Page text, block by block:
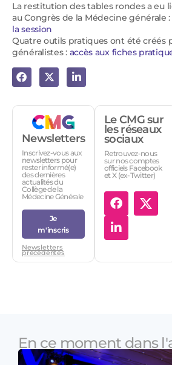
La restitution des tables rondes a eu
au Congrès de la Médecine générale :
la session
Quatre outils pratiques ont été créés
généralistes : accès aux fiches
Newsletters
Inscrivez-vous aux
newsletters pour
rester informé(e)
des dernières
actualités du
Collège de la
Médecine Générale
Je
m'inscris
Newsletters
précédentes
Le CMG sur
les réseaux
sociaux
Retrouvez-nous
sur nos comptes
officiels Facebook
et X (ex-Twitter)
En ce moment dans